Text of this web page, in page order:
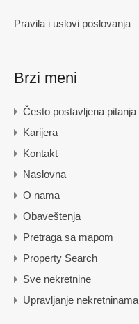
Pravila i uslovi poslovanja
Brzi meni
Često postavljena pitanja
Karijera
Kontakt
Naslovna
O nama
Obaveštenja
Pretraga sa mapom
Property Search
Sve nekretnine
Upravljanje nekretninama